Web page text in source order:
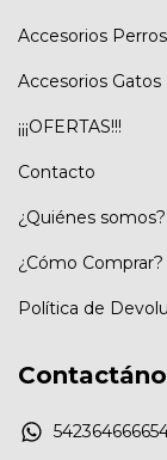
Accesorios Perros
Accesorios Gatos
¡¡¡OFERTAS!!!
Contacto
¿Quiénes somos?
¿Cómo Comprar?
Política de